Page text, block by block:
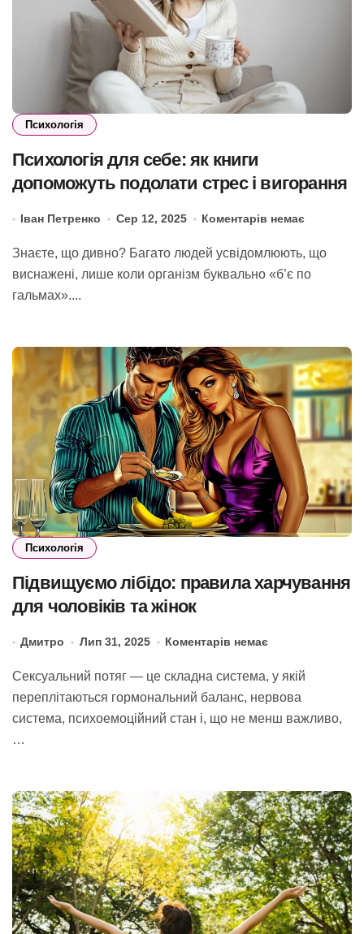
Психологія
Психологія для себе: як книги
допоможуть подолати стрес і вигорання
Іван Петренко Сер 12, 2025 Коментарів немає
Знаєте, що дивно? Багато людей усвідомлюють, що
виснажені, лише коли організм буквально «б’є по
гальмах»....
Психологія
Підвищуємо лібідо: правила харчування
для чоловіків та жінок
Дмитро Лип 31, 2025 Коментарів немає
Сексуальний потяг — це складна система, у якій
переплітаються гормональний баланс, нервова
система, психоемоційний стан і, що не менш важливо,
…